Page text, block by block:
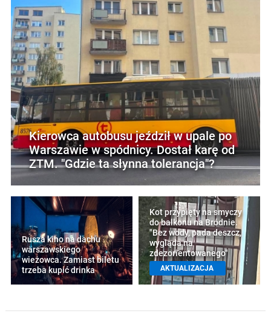
Kierowca autobusu jeździł w upale po
Warszawie w spódnicy. Dostał karę od
ZTM. "Gdzie ta słynna tolerancja"?
Rusza kino na dachu
warszawskiego
wieżowca. Zamiast biletu
trzeba kupić drinka
Kot przypięty na smyczy
do balkonu na Bródnie.
"Bez wody, pada deszcz,
wygląda na
zdezorientowanego"
AKTUALIZACJA